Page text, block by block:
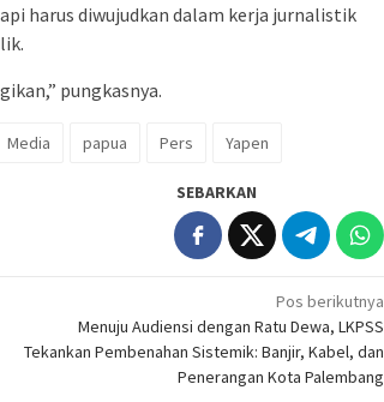
harus diwujudkan dalam kerja jurnalistik
pungkasnya.
Media papua Pers Yapen
SEBARKAN
Pos berikutnya
Menuju Audiensi dengan Ratu Dewa, LKPSS
Tekankan Pembenahan Sistemik: Banjir, Kabel, dan
Penerangan Kota Palembang